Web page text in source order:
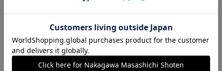
カートに入れる カートに入れる